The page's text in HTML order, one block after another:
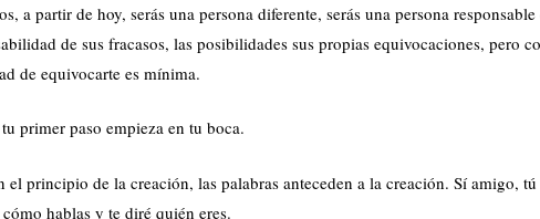
a partir de hoy, serás una persona diferente, serás una persona
de sus fracasos, las posibilidades sus propias equivocaciones, pero
de equivocarte es mínima.
primer paso empieza en tu boca.
el principio de la creación, las palabras anteceden a la creación. Sí amigo,
hablas y te diré quién eres.